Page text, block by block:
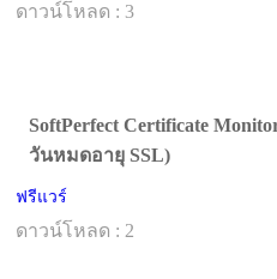
ดาวน์โหลด : 3
SoftPerfect Certificate
วันหมดอายุ SSL)
ฟรีแวร์
ดาวน์โหลด : 2